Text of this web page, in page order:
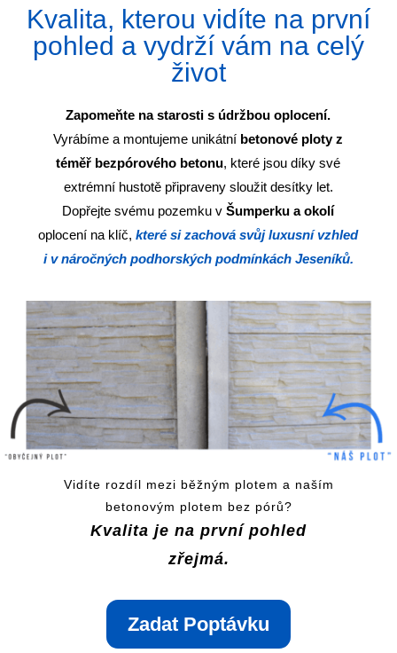
Kvalita, kterou vidíte na první
pohled a vydrží vám na celý
život
Zapomeňte na starosti s údržbou oplocení.
Vyrábíme a montujeme unikátní betonové ploty z
téměř bezpórového betonu, které jsou díky své
extrémní hustotě připraveny sloužit desítky let.
Dopřejte svému pozemku vŠumperku a okolí
oplocení na klíč,které si zachová svůj luxusní vzhled
i v náročných podhorských podmínkách Jeseníků.
Vidíte rozdíl mezi běžným plotem a naším
betonovým plotem bez pórů?
Kvalita je na první pohled
zřejmá.
Zadat Poptávku